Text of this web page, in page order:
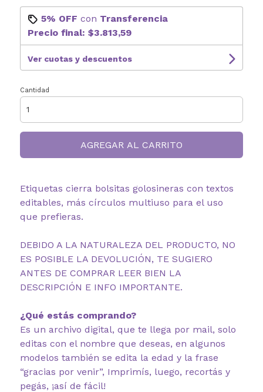
5% OFF con Transferencia
Precio final: $3.813,59
Ver cuotas y descuentos
Cantidad
AGREGAR AL CARRITO
Etiquetas cierra bolsitas golosineras con textos
editables, más círculos multiuso para el uso
que prefieras.
DEBIDO A LA NATURALEZA DEL PRODUCTO, NO
ES POSIBLE LA DEVOLUCIÓN, TE SUGIERO
ANTES DE COMPRAR LEER BIEN LA
DESCRIPCIÓN E INFO IMPORTANTE.
¿Qué estás comprando?
Es un archivo digital, que te llega por mail, solo
editas con el nombre que deseas, en algunos
modelos también se edita la edad y la frase
“gracias por venir”, Imprimís, luego, recortás y
pegás, ¡así de fácil!